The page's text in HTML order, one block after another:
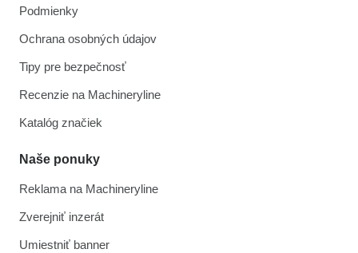
Podmienky
Ochrana osobných údajov
Tipy pre bezpečnosť
Recenzie na Machineryline
Katalóg značiek
Naše ponuky
Reklama na Machineryline
Zverejniť inzerát
Umiestniť banner